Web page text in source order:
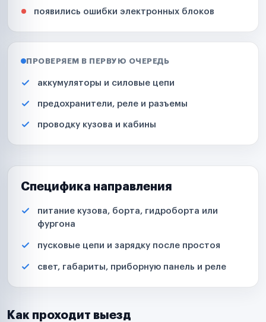
появились ошибки электронных блоков
ПРОВЕРЯЕМ В ПЕРВУЮ ОЧЕРЕДЬ
аккумуляторы и силовые цепи
предохранители, реле и разъемы
проводку кузова и кабины
Специфика направления
питание кузова, борта, гидроборта или
фургона
пусковые цепи и зарядку после простоя
свет, габариты, приборную панель и реле
Как проходит выезд